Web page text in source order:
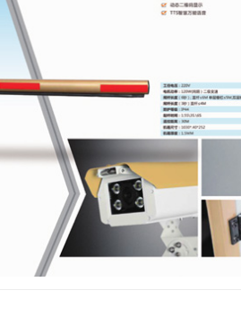
陕西不锈钢岗亭
陕西不锈钢岗亭
环卫工人休息室
太空舱
轻钢别墅场景应
网红集装箱项目